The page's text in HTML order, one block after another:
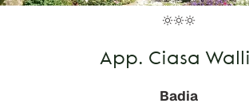
App. Ciasa
Badia